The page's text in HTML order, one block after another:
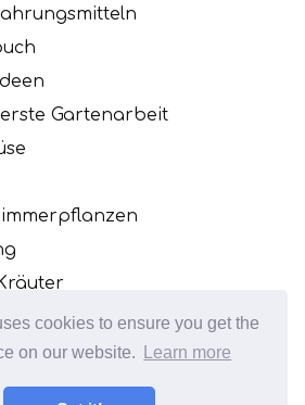
cookies to ensure you get the
on our website.
Learn more
und nützliche Artikel zum
Gartenarbeit